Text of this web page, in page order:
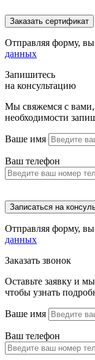
Отправляя форму, вы
данных
Запишитесь
на консультацию
Мы свяжемся с
необходимости
Ваше имя
Ваш телефон
Отправляя форму, вы
данных
Заказать звонок
Оставьте заявку и
чтобы узнать
Ваше имя
Ваш телефон